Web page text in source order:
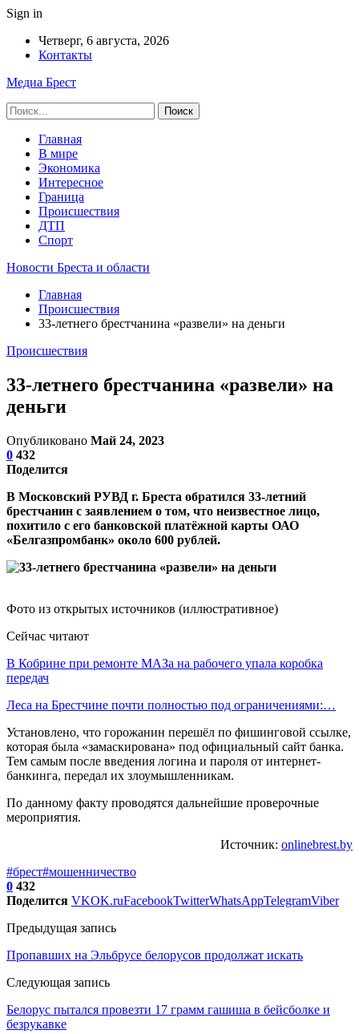
Sign in
Четверг, 6 августа, 2026
Контакты
Медиа Брест
Главная
В мире
Экономика
Интересное
Граница
Происшествия
ДТП
Спорт
Новости Бреста и области
Главная
Происшествия
33-летнего брестчанина «развели» на деньги
Происшествия
33-летнего брестчанина «развели» на
деньги
Опубликовано Май 24, 2023
0 432
Поделится
В Московский РУВД г. Бреста обратился 33-летний
брестчанин с заявлением о том, что неизвестное лицо,
похитило с его банковской платёжной карты ОАО
«Белгазпромбанк» около 600 рублей.
Фото из открытых источников (иллюстративное)
Сейчас читают
В Кобрине при ремонте МАЗа на рабочего упала коробка
передач
Леса на Брестчине почти полностью под ограничениями:…
Установлено, что горожанин перешёл по фишинговой ссылке,
которая была «замаскирована» под официальный сайт банка.
Тем самым после введения логина и пароля от интернет-
банкинга, передал их злоумышленникам.
По данному факту проводятся дальнейшие проверочные
мероприятия.
Источник: onlinebrest.by
#брест#мошенничество
0 432
Поделится VKOK.ruFacebookTwitterWhatsAppTelegramViber
Предыдущая запись
Пропавших на Эльбрусе белорусов продолжат искать
Следующая запись
Белорус пытался провезти 17 грамм гашиша в бейсболке и
безрукавке